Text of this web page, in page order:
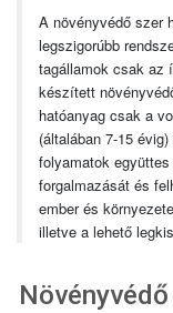
A növényvédő szer
legszigorúbb
tagállamok csak az
készített
hatóanyag csak a
(általában 7-15
folyamatok
forgalmazását és
ember és
illetve a lehető